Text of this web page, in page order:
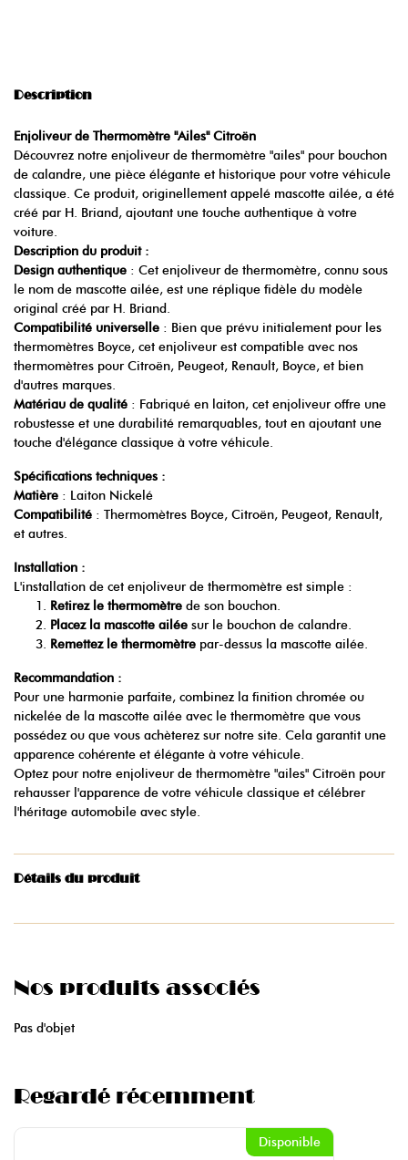
Description
Enjoliveur de Thermomètre "Ailes" Citroën
Découvrez notre enjoliveur de thermomètre "ailes" pour bouchon
de calandre, une pièce élégante et historique pour votre véhicule
classique. Ce produit, originellement appelé mascotte ailée, a été
créé par H. Briand, ajoutant une touche authentique à votre
voiture.
Description du produit :
Design authentique : Cet enjoliveur de thermomètre, connu sous
le nom de mascotte ailée, est une réplique fidèle du modèle
original créé par H. Briand.
Compatibilité universelle : Bien que prévu initialement pour les
thermomètres Boyce, cet enjoliveur est compatible avec nos
thermomètres pour Citroën, Peugeot, Renault, Boyce, et bien
d'autres marques.
Matériau de qualité : Fabriqué en laiton, cet enjoliveur offre une
robustesse et une durabilité remarquables, tout en ajoutant une
touche d'élégance classique à votre véhicule.
Spécifications techniques :
Matière : Laiton Nickelé
Compatibilité : Thermomètres Boyce, Citroën, Peugeot, Renault,
et autres.
Installation :
L'installation de cet enjoliveur de thermomètre est simple :
Retirez le thermomètre de son bouchon.
Placez la mascotte ailée sur le bouchon de calandre.
Remettez le thermomètre par-dessus la mascotte ailée.
Recommandation :
Pour une harmonie parfaite, combinez la finition chromée ou
nickelée de la mascotte ailée avec le thermomètre que vous
possédez ou que vous achèterez sur notre site. Cela garantit une
apparence cohérente et élégante à votre véhicule.
Optez pour notre enjoliveur de thermomètre "ailes" Citroën pour
rehausser l'apparence de votre véhicule classique et célébrer
l'héritage automobile avec style.
Détails du produit
Nos produits associés
Pas d'objet
Regardé récemment
Disponible